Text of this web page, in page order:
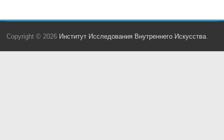
Copyright © 2026 Институт Исследования Внутреннего Искусства